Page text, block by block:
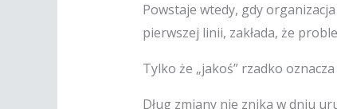
Powstaje wtedy, gdy
pierwszej linii, zakłada, że
Tylko że „jakoś” rzadko
Dług zmiany nie znika w dniu